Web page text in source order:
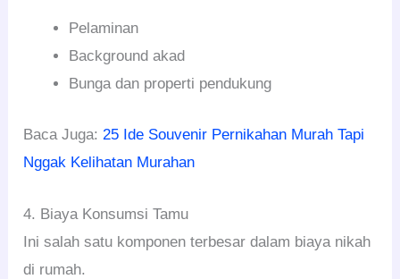
Pelaminan
Background akad
Bunga dan properti pendukung
Baca Juga: 25 Ide Souvenir Pernikahan Murah Tapi
Nggak Kelihatan Murahan
4. Biaya Konsumsi Tamu
Ini salah satu komponen terbesar dalam biaya nikah
di rumah.